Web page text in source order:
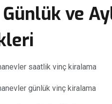
ve
saatlik vinç kiralama
günlük vinç kiralama